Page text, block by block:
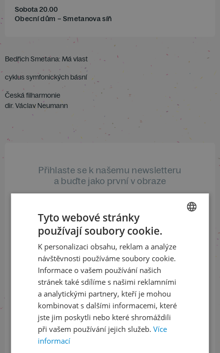
Sobota 20.00
Obecní dům – Smetanova síň
Bedřich Smetana: Má vlast
cyklus symfonických básní
Česká filharmonie
dir. Václav Neumann
Přihlaste se k našemu newsletteru
a buďte jako první v obraze
Sledujte nás na sociálních sítích
LinkedInflickr
Informace o stavu objednávek
ENGLISH
Tyto webové stránky
používají soubory cookie.
K personalizaci obsahu, reklam a analýze
návštěvnosti používáme soubory cookie.
Informace o vašem používání našich
stránek také sdílíme s našimi reklamními
a analytickými partnery, kteří je mohou
kombinovat s dalšími informacemi, které
jste jim poskytli nebo které shromáždili
při vašem používání jejich služeb. Více
informací